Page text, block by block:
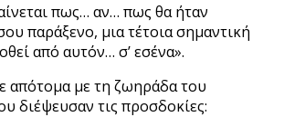
πως… αν… πως θα ήταν
παράξενο, μια τέτοια σημαντική
από αυτόν… σ’ εσένα».
απότομα με τη ζωηράδα του
διέψευσαν τις προσδοκίες: